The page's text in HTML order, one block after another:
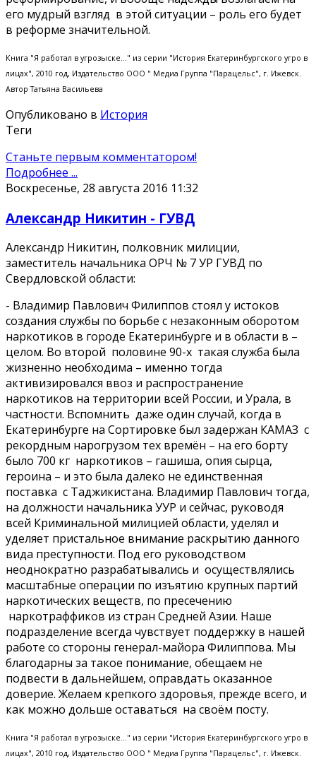
его мудрый взгляд в этой ситуации – роль его будет
в реформе значительной.
Книга "Я работал в угрозыске..." из серии "История Екатеринбургского угро в
лицах", 2010 год, Издательство ООО " Медиа Группа "Парацельс", г. Ижевск.
Автор Татьяна Васильева
Опубликовано в История
Теги
Станьте первым комментатором!
Подробнее ...
Воскресенье, 28 августа 2016 11:32
Александр Никитин - ГУВД
Александр Никитин, полковник милиции,
заместитель начальника ОРЧ № 7 УР ГУВД по
Свердловской области:
- Владимир Павлович Филиппов стоял у истоков
создания службы по борьбе с незаконным оборотом
наркотиков в городе Екатеринбурге и в области в –
целом. Во второй половине 90-х такая служба была
жизненно необходима – именно тогда
активизировался ввоз и распространение
наркотиков на территории всей России, и Урала, в
частности. Вспомнить даже один случай, когда в
Екатеринбурге на Сортировке был задержан КАМАЗ с
рекордным нарогрузом тех времён – на его борту
было 700 кг наркотиков – гашиша, опия сырца,
героина – и это была далеко не единственная
поставка с Таджикистана. Владимир Павлович тогда,
на должности начальника УУР и сейчас, руководя
всей Криминальной милицией области, уделял и
уделяет пристальное внимание раскрытию данного
вида преступности. Под его руководством
неоднократно разрабатывались и осуществлялись
масштабные операции по изъятию крупных партий
наркотических веществ, по пресечению
наркотраффиков из стран Средней Азии. Наше
подразделение всегда чувствует поддержку в нашей
работе со стороны генерал-майора Филиппова. Мы
благодарны за такое понимание, обещаем не
подвести в дальнейшем, оправдать оказанное
доверие. Желаем крепкого здоровья, прежде всего, и
как можно дольше оставаться на своём посту.
Книга "Я работал в угрозыске..." из серии "История Екатеринбургского угро в
лицах", 2010 год, Издательство ООО " Медиа Группа "Парацельс", г. Ижевск.